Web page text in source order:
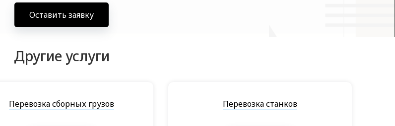
Оставить заявку
Другие услуги
Перевозка сборных грузов Перевозка станков